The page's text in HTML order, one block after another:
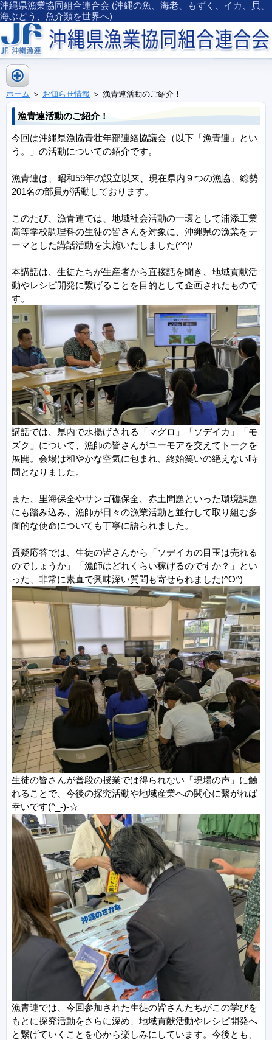
沖縄県漁業協同組合連合会 (沖縄の魚、海老、もずく、イカ、貝、
海ぶどう、魚介類を世界へ)
ホーム ＞ お知らせ情報 ＞ 漁青連活動のご紹介！
漁青連活動のご紹介！
今回は沖縄県漁協青壮年部連絡協議会（以下「漁青連」とい
う。」の活動についての紹介です。
漁青連は、昭和59年の設立以来、現在県内９つの漁協、総勢
201名の部員が活動しております。
このたび、漁青連では、地域社会活動の一環として浦添工業
高等学校調理科の生徒の皆さんを対象に、沖縄県の漁業をテ
ーマとした講話活動を実施いたしました(^^)/
本講話は、生徒たちが生産者から直接話を聞き、地域貢献活
動やレシピ開発に繋げることを目的として企画されたもので
す。
講話では、県内で水揚げされる「マグロ」「ソデイカ」「モ
ズク」について、漁師の皆さんがユーモアを交えてトークを
展開。会場は和やかな空気に包まれ、終始笑いの絶えない時
間となりました。
また、里海保全やサンゴ礁保全、赤土問題といった環境課題
にも踏み込み、漁師が日々の漁業活動と並行して取り組む多
面的な使命についても丁寧に語られました。
質疑応答では、生徒の皆さんから「ソデイカの目玉は売れる
のでしょうか」「漁師はどれくらい稼げるのですか？」とい
った、非常に素直で興味深い質問も寄せられました(^O^)
生徒の皆さんが普段の授業では得られない「現場の声」に触
れることで、今後の探究活動や地域産業への関心に繫がれば
幸いです(^_-)-☆
漁青連では、今回参加された生徒の皆さんたちがこの学びを
もとに探究活動をさらに深め、地域貢献活動やレシピ開発へ
と繋げていくことを心から楽しみにしています。今後とも、